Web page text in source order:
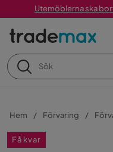
Utemöblerna ska
Hem Förvaring
Få kvar